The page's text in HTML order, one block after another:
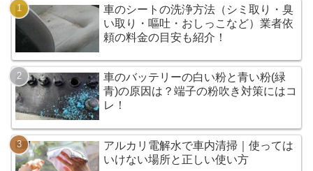
車のシートの洗浄方法（シミ取り・臭
い取り・嘔吐・おしっこなど）業者依
頼の料金の目安も紹介！
車のバッテリーの白い粉と青い粉(緑
青)の原因は？端子の粉吹き対策にはコ
レ！
アルカリ電解水で車内清掃｜使っては
いけない場所と正しい使い方